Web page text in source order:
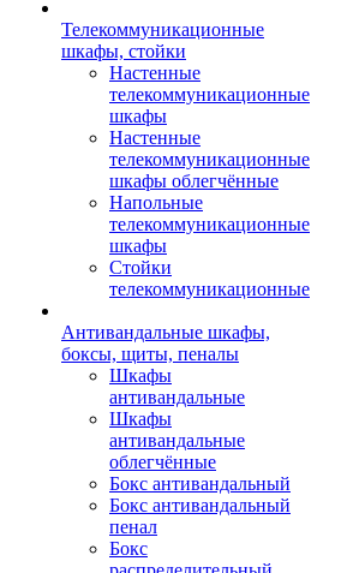
Телекоммуникационные
шкафы, стойки
Настенные
телекоммуникационные
шкафы
Настенные
телекоммуникационные
шкафы облегчённые
Напольные
телекоммуникационные
шкафы
Стойки
телекоммуникационные
Антивандальные шкафы,
боксы, щиты, пеналы
Шкафы
антивандальные
Шкафы
антивандальные
облегчённые
Бокс антивандальный
Бокс антивандальный
пенал
Бокс